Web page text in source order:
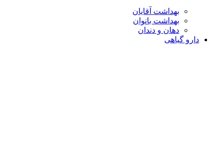
بهداشت آقایان
بهداشت بانوان
دهان و دندان
دارو گیاهی